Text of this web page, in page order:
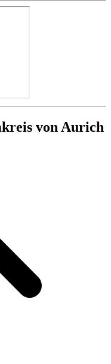
von Aurich